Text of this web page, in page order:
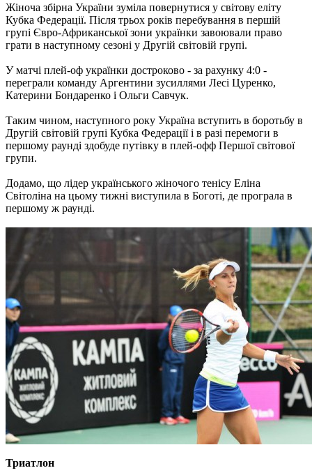
Жіноча збірна України зуміла повернутися у світову еліту
Кубка Федерації. Після трьох років перебування в першій
групі Євро-Африканської зони українки завоювали право
грати в наступному сезоні у Другій світовій групі.
У матчі плей-оф українки достроково - за рахунку 4:0 -
переграли команду Аргентини зусиллями Лесі Цуренко,
Катерини Бондаренко і Ольги Савчук.
Таким чином, наступного року Україна вступить в боротьбу в
Другій світовій групі Кубка Федерації і в разі перемоги в
першому раунді здобуде путівку в плей-офф Першої світової
групи.
Додамо, що лідер українського жіночого тенісу Еліна
Світоліна на цьому тижні виступила в Боготі, де програла в
першому ж раунді.
Триатлон